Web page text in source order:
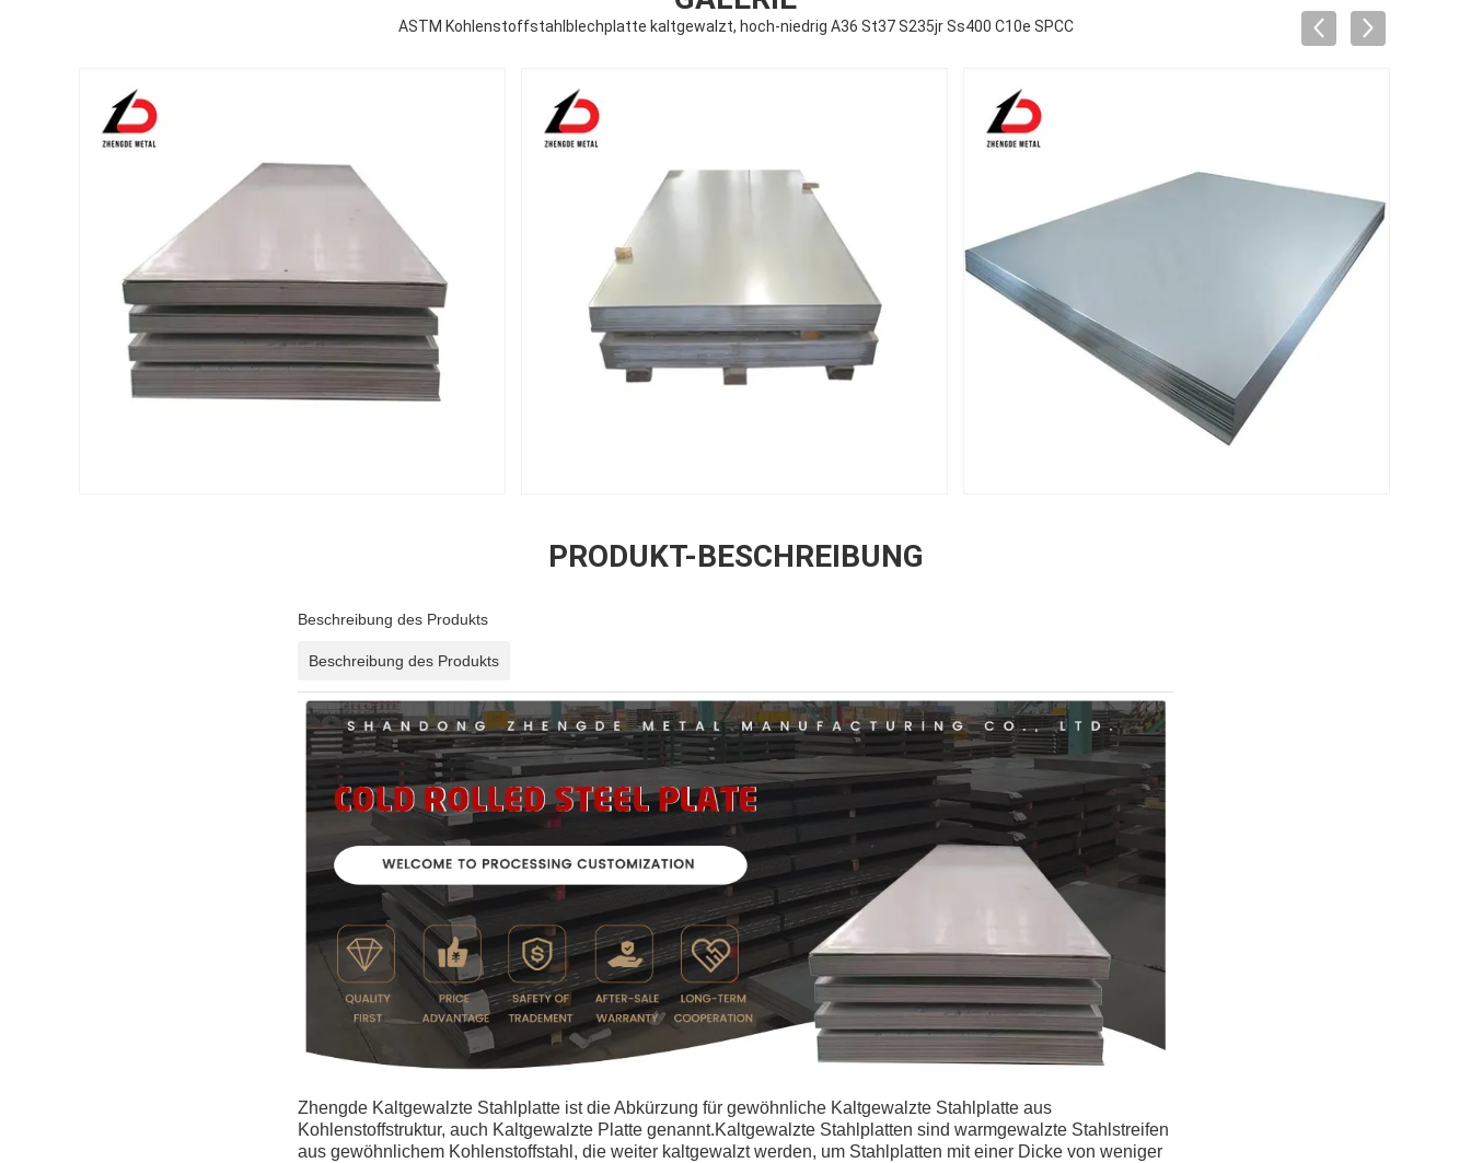
ASTM Kohlenstoffstahlblechplatte kaltgewalzt, hoch-niedrig A36 St37 S235jr Ss400 C10e SPCC
PRODUKT-BESCHREIBUNG
Beschreibung des Produkts
Beschreibung des Produkts
Zhengde Kaltgewalzte Stahlplatte ist die Abkürzung für gewöhnliche Kaltgewalzte Stahlplatte aus
Kohlenstoffstruktur, auch Kaltgewalzte Platte genannt.Kaltgewalzte Stahlplatten sind warmgewalzte Stahlstreifen
aus gewöhnlichem Kohlenstoffstahl, die weiter kaltgewalzt werden, um Stahlplatten mit einer Dicke von weniger